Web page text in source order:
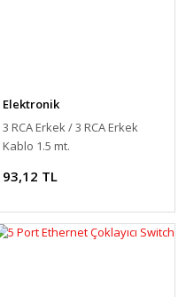
Elektronik
3 RCA Erkek / 3 RCA Erkek
Kablo 1.5 mt.
93,12 TL